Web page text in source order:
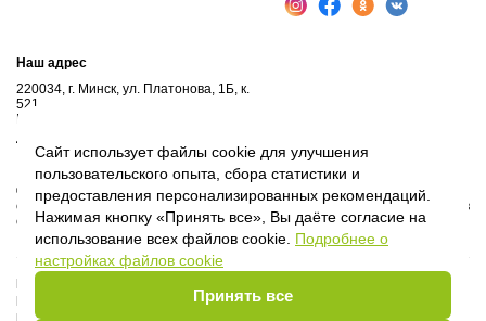
Сайт использует файлы cookie для улучшения
пользовательского опыта, сбора статистики и
предоставления персонализированных рекомендаций.
Нажимая кнопку «Принять все», Вы даёте согласие на
использование всех файлов cookie. Подробнее о
настройках файлов cookie
Принять все
© 2017-2026, ООО "Профессиональные правовые системы", входит в
структуру компаний Владимира Гревцова. Воспроизведение материалов
сайта без письменного согласия владельца запрещено.
Наш адрес
220034, г. Минск, ул. Платонова, 1Б, к.
521
Почтовый адрес: а/я 102, 220034, г.Минск
Личный кабинет
Политика видеонаблюдения